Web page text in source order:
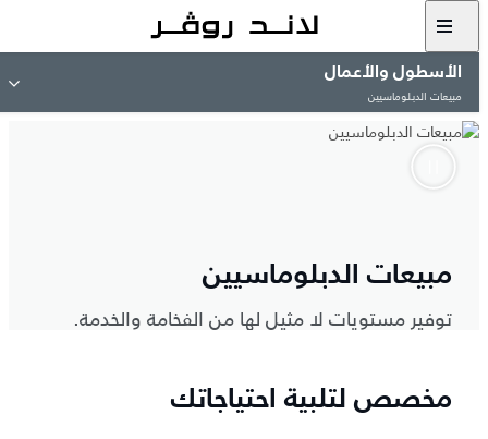
الأسطول والأعمال
مبيعات الدبلوماسيين
مبيعات الدبلوماسيين
توفير مستويات لا مثيل لها من الفخامة والخدمة.
مخصص لتلبية احتياجاتك